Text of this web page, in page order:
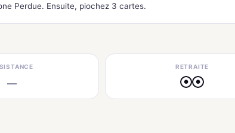
Perdue. Ensuite, piochez 3 cartes.
—
RETRAITE
● ●